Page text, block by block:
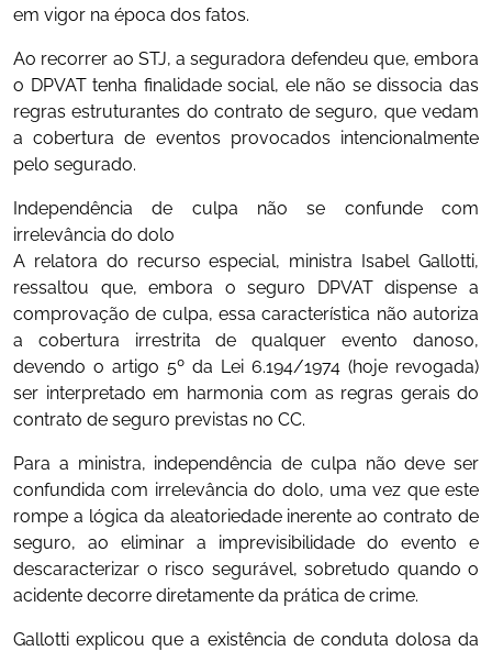
em vigor na época dos fatos.
Ao recorrer ao STJ, a seguradora defendeu que, embora
o DPVAT tenha finalidade social, ele não se dissocia das
regras estruturantes do contrato de seguro, que vedam
a cobertura de eventos provocados intencionalmente
pelo segurado.
Independência de culpa não se confunde com
irrelevância do dolo
A relatora do recurso especial, ministra Isabel Gallotti,
ressaltou que, embora o seguro DPVAT dispense a
comprovação de culpa, essa característica não autoriza
a cobertura irrestrita de qualquer evento danoso,
devendo o artigo 5º da Lei 6.194/1974 (hoje revogada)
ser interpretado em harmonia com as regras gerais do
contrato de seguro previstas no CC.
Para a ministra, independência de culpa não deve ser
confundida com irrelevância do dolo, uma vez que este
rompe a lógica da aleatoriedade inerente ao contrato de
seguro, ao eliminar a imprevisibilidade do evento e
descaracterizar o risco segurável, sobretudo quando o
acidente decorre diretamente da prática de crime.
Gallotti explicou que a existência de conduta dolosa da